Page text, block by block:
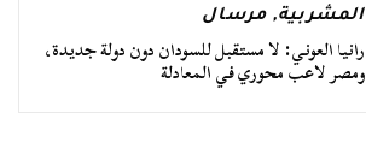
المشربية,مرسال
رانيا العوني: لا مستقبل للسودان دون دولة جديدة،
ومصر لاعب محوري في المعادلة